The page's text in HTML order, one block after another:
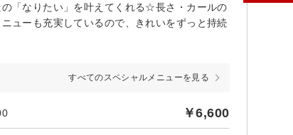
「なりたい」を叶えてくれる☆長さ・カールの
ューも充実しているので、きれいをずっと持続
すべてのスペシャルメニューを見る
￥6,600